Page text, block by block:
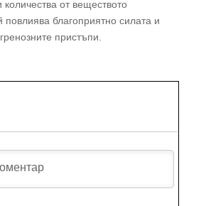
от веществото
повлиява благоприятно силата и
пристъпи.